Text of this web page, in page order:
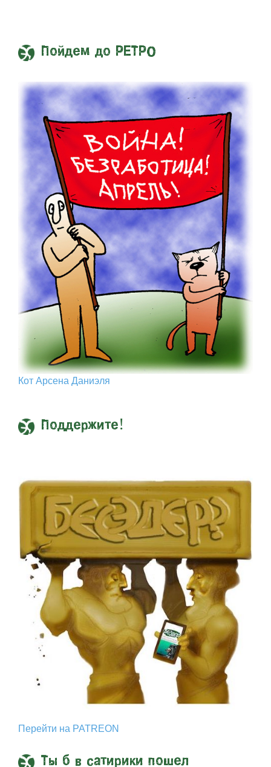
Пойдем до РЕТРО
Кот Арcена Даниэля
Поддержите!
Перейти на PATREON
Ты б в сатирики пошел